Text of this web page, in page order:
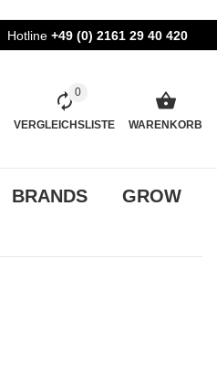
Hotline +49 (0) 2161 29 40 420
0
VERGLEICHSLISTE WARENKORB
BRANDS GROW